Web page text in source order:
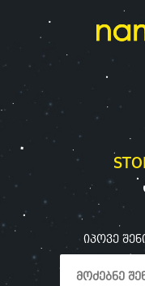
იპოვე